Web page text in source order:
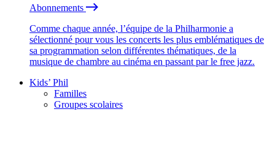
Abonnements
Comme chaque année, l’équipe de la Philharmonie a
sélectionné pour vous les concerts les plus emblématiques de
sa programmation selon différentes thématiques, de la
musique de chambre au cinéma en passant par le free jazz.
Kids’ Phil
Familles
Groupes scolaires